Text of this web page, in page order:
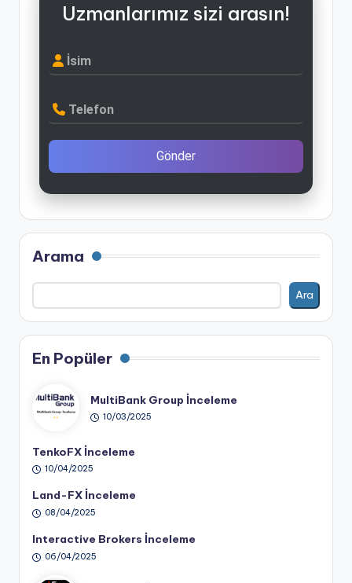
Uzmanlarımız sizi arasın!
İsim
Telefon
Gönder
Arama
Ara
En Popüler
MultiBank Group İnceleme
10/03/2025
TenkoFX İnceleme
10/04/2025
Land-FX İnceleme
08/04/2025
Interactive Brokers İnceleme
06/04/2025